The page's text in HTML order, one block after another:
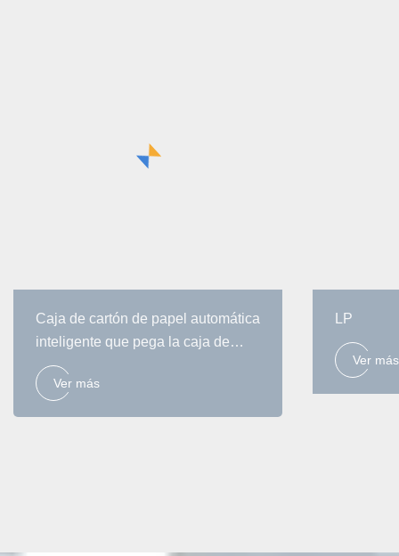
Caja de cartón de papel automática
inteligente que pega la caja de
pizza de mariscos formando 4 6
esquinas con función de sistema
Ver más
LP
Ver más